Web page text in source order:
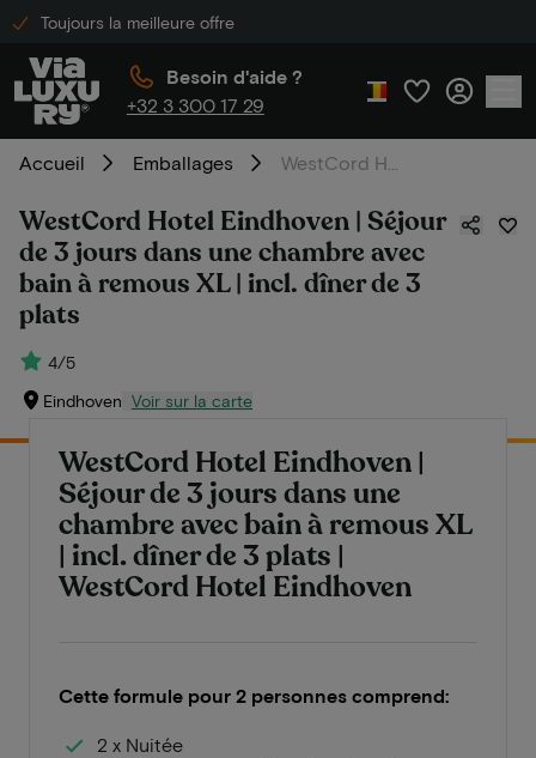
Toujours la meilleure offre
Besoin d'aide ?
+32 3 300 17 29
Accueil Emballages
WestCord Hotel Eindhoven | Séjour
de 3 jours dans une chambre avec
bain à remous XL | incl. dîner de 3
plats
4/5
Eindhoven Voir sur la carte
WestCord Hotel Eindhoven |
Séjour de 3 jours dans une
chambre avec bain à remous XL
| incl. dîner de 3 plats |
WestCord Hotel Eindhoven
Cette formule pour 2 personnes comprend:
2 x Nuitée